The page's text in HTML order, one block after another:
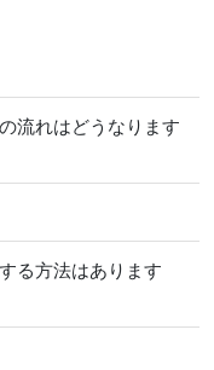
流れはどうなります
る方法はあります